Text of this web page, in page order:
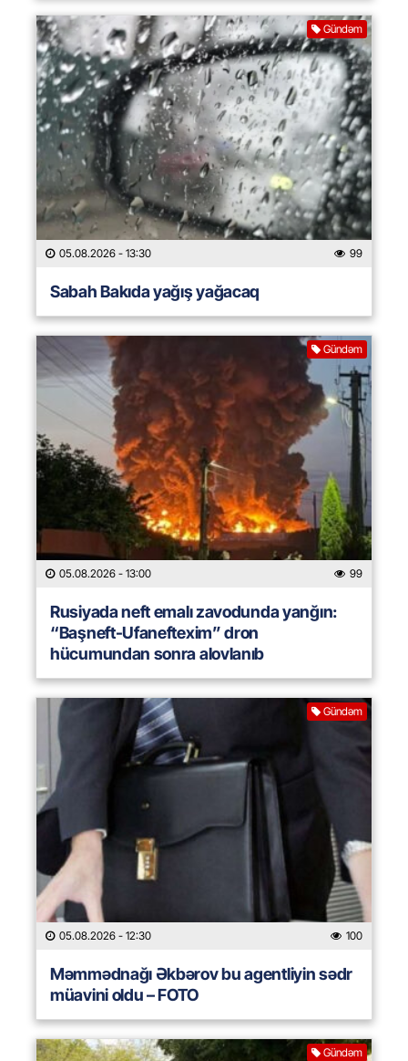
Gündəm
05.08.2026 - 13:30 99
Sabah Bakıda yağış yağacaq
Gündəm
05.08.2026 - 13:00 99
Rusiyada neft emalı zavodunda yanğın:
“Başneft-Ufaneftexim” dron
hücumundan sonra alovlanıb
Gündəm
05.08.2026 - 12:30 100
Məmmədnağı Əkbərov bu agentliyin sədr
müavini oldu – FOTO
Gündəm